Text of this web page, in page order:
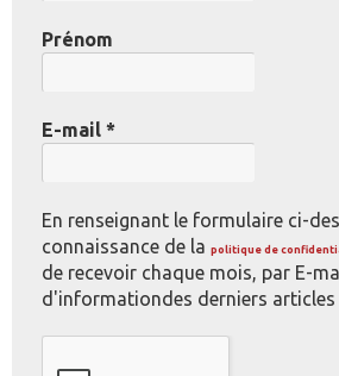
Prénom
E-mail *
En renseignant le formulaire ci-
connaissance de la politique de
de recevoir chaque mois, par E-
d'informationdes derniers articles